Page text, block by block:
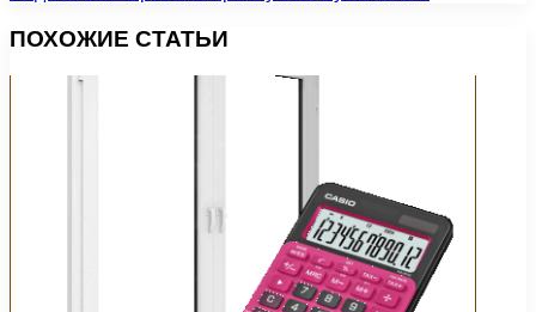
ПОХОЖИЕ СТАТЬИ